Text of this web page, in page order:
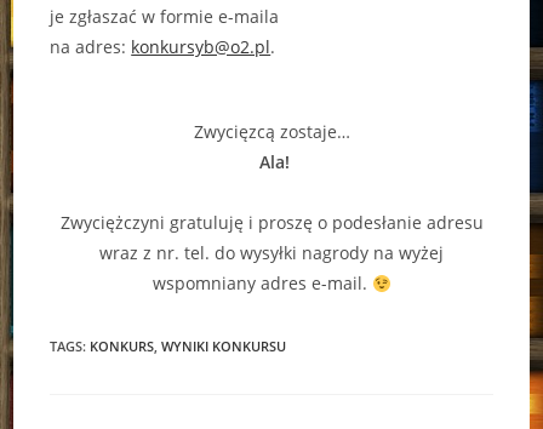
je zgłaszać w formie e-maila
na adres: konkursyb@o2.pl.
Zwycięzcą zostaje…
Ala!
Zwyciężczyni gratuluję i proszę o podesłanie adresu
wraz z nr. tel. do wysyłki nagrody na wyżej
wspomniany adres e-mail.
TAGS: KONKURS, WYNIKI KONKURSU